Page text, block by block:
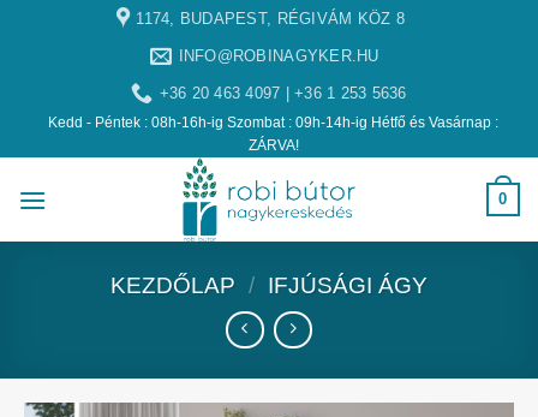
1174, BUDAPEST, RÉGIVÁM KÖZ 8
INFO@ROBINAGYKER.HU
+36 20 463 4097 | +36 1 253 5636
Kedd - Péntek : 08h-16h-ig Szombat : 09h-14h-ig Hétfő és Vasárnap :
ZÁRVA!
0
KEZDŐLAP / IFJÚSÁGI ÁGY